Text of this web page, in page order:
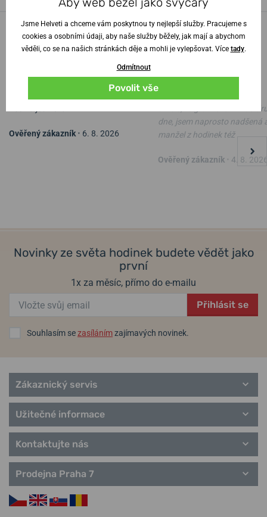
100% zákazníkůnáš
obchod doporučuje
Ověřený zákazník • 6. 8. 2026
100%
skvělé, i s gravírováním do
dne, jsem naprosto nadšená
manžel z hodinek též
Ověřený zákazník 4. 8.
Novinky ze světa hodinek budete vědět jako
první
1x za měsíc, přímo do e-mailu
Přihlásit se
Souhlasím sezasílánímzajímavých novinek.
Zákaznický servis
Užitečné informace
Kontaktujte nás
Prodejna Praha 7
Jsme Helveti a chceme vám poskytnou ty nejlepší služby. Pracujeme s
cookies a osobními údaji, aby naše služby běžely, jak mají a abychom
věděli, co se na našich stránkách děje a mohli je vylepšovat. Více tady.
Odmítnout
Povolit vše